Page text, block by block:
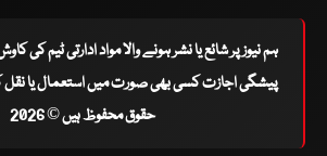
ہم نیوز پر شائع یا نشر ہونے والا مواد ادارتی ٹیم کی
پیشگی اجازت کسی بھی صورت میں استعمال یا نقل
حقوق محفوظ ہیں © 2026